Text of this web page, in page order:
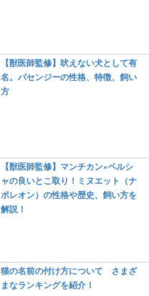
【獣医師監修】吠えない犬として有
名。バセンジーの性格、特徴、飼い
方
【獣医師監修】マンチカン×ペルシ
ャの良いとこ取り！ミヌエット（ナ
ポレオン）の性格や歴史、飼い方を
解説！
猫の名前の付け方について さまざ
まなランキングを紹介！